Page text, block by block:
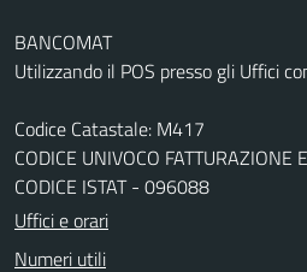
BANCOMAT
Utilizzando il POS presso gli Uffici
Codice Catastale: M417
CODICE UNIVOCO FATTURAZIONE
CODICE ISTAT - 096088
Uffici e orari
Numeri utili